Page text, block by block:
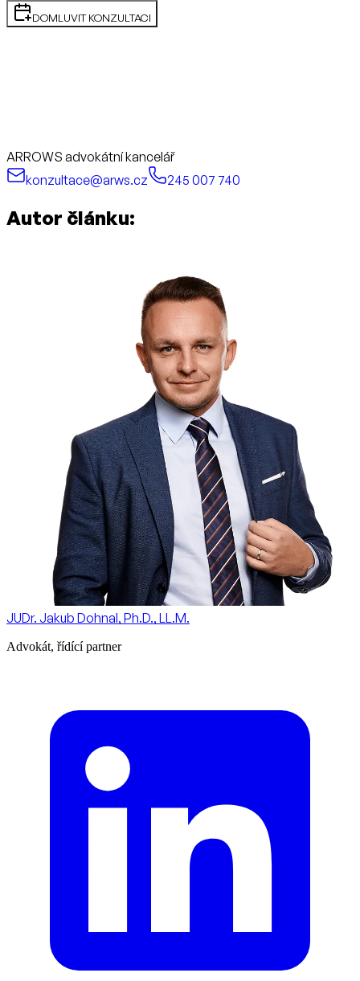
DOMLUVIT KONZULTACI
ARROWS advokátní kancelář
konzultace@arws.cz
245 007 740
Autor článku:
JUDr. Jakub Dohnal, Ph.D., LL.M.
Advokát, řídící partner